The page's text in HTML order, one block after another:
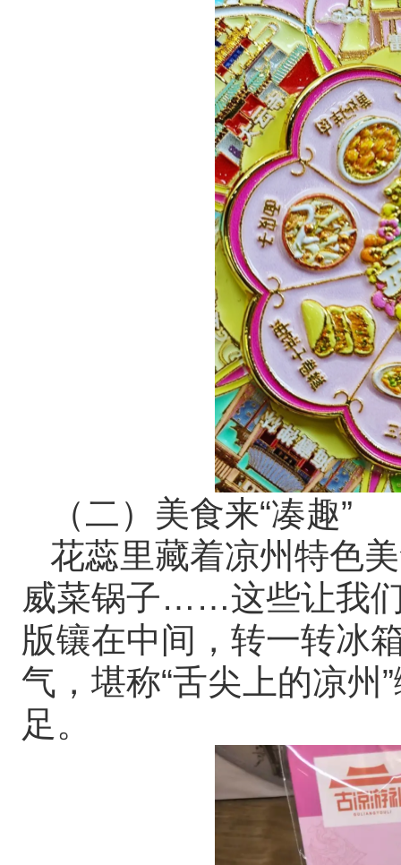
（二）美食来“凑趣”
花蕊里藏着凉州特色
威菜锅子……这些让我
版镶在中间，转一转冰
气，堪称“舌尖上的凉州
足。